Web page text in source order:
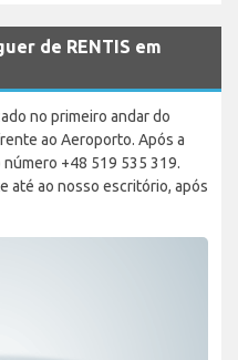
de RENTIS em
no primeiro andar do
ao Aeroporto. Após a
+48 519 535 319.
até ao nosso escritório, após